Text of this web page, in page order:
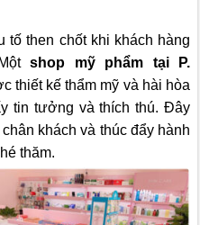
then chốt khi khách hàng
shop mỹ phẩm tại P.
thiết kế thẩm mỹ và hài hòa
tin tưởng và thích thú. Đây
khách và thúc đẩy hành
thăm.